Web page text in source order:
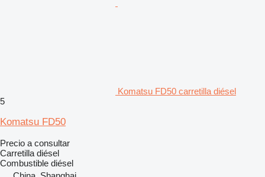
Komatsu FD50 carretilla diésel
5
Komatsu FD50
Precio a consultar
Carretilla diésel
Combustible diésel